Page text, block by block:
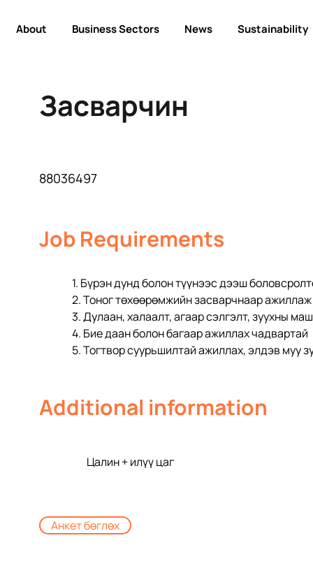
About Business Sectors News Sustainability
Засварчин
88036497
Job Requirements
1. Бүрэн дунд болон түүнээс дээш
2. Тоног төхөөрөмжийн засварчнаар
3. Дулаан, халаалт, агаар сэлгэлт, зуухны
4. Бие даан болон багаар ажиллах чадвартай
5. Тогтвор суурьшилтай ажиллах, элдэв муу
Additional information
Цалин + илүү цаг
Анкет бөглөх